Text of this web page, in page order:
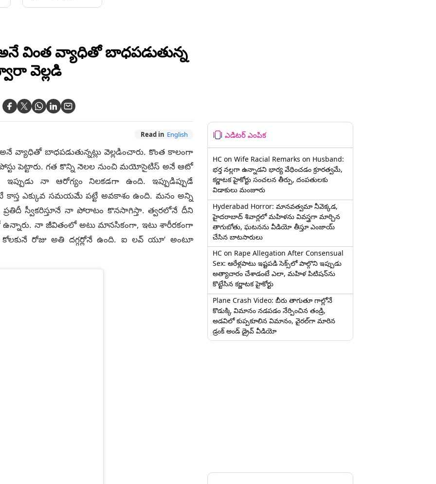
వింత వ్యాధితో బాధపడుతున్న
వెల్లడి
Read in English
బాధపడుతున్నట్లు వెల్లడించారు. కొంత కాలంగా
పోస్టు పెట్టారు. గత కొన్ని నెలల నుంచి మయోసైటిస్‌ అనే ఆటో
ఇప్పుడు నా ఆరోగ్యం నిలకడగా ఉంది. ఇప్పుడిప్పుడే
కాస్త ఎక్కువ సమయమే పట్టే అవకాశం ఉంది. మనం అన్ని
ప్రతిదీ స్వీకరిస్తూనే నా పోరాటం కొనసాగిస్తా. త్వరలోనే దీని
ఉన్నారు. నా జీవితంలో అటు మానసికంగా, ఇటు శారీరకంగా
రోజు అతి దగ్గర్లోనే ఉంది. ఐ లవ్‌ యూ’ అంటూ
ఎడిటర్ ఎంపిక
HC on Wife Racial Remarks on Husband:
భర్త న‌ల్ల‌గా ఉన్నాడ‌ని భార్య వేధించ‌డం క్రూర‌త్వ‌మే,
కర్ణాటక హైకోర్టు సంచలన తీర్పు, దంపతులకు
విడాకులు మంజూరు
Hyderabad Horror: మానవత్వమా నీవెక్కడ,
హైదరాబాద్ శివార్లలో మహిళను వివస్త్రగా మార్చిన
తాగుబోతు, ఘటనను వీడియో తీస్తూ ఎంజాయ్
చేసిన బాటసారులు
HC on Rape Allegation After Consensual
Sex: ఆరేళ్లపాటు ఇష్టపడి సెక్స్‌లో పాల్గొని ఇప్పుడు
అత్యాచారం చేశాడంటే ఎలా, మహిళ పిటిషన్‌ను
కొట్టేసిన కర్ణాటక హైకోర్టు
Plane Crash Video: బీరు తాగుతూ గాల్లోనే
కొడుక్కి విమానం నడపడం నేర్పించిన తండ్రి,
అడవిలో కుప్పకూలిన విమానం, వైరల్‌గా మారిన
డ్రంక్‌ అండ్ డ్రైవ్ వీడియో